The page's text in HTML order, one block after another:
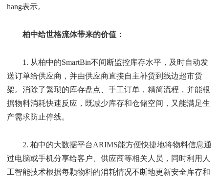
hang表示。
柏中给世格流体带来的价值：
1. 从柏中的SmartBin不间断监控库存水平，及时自动发
送订单给供应商，并由供应商直接自主补货到线边超市货
架。消除了繁琐的库存盘点、手工订单，精简流程，并能根
据物料消耗快速反应，既减少库存和仓储空间，又能满足生
产需求防止停线。
2. 柏中的大数据平台ARIMS能方便快捷地将物料信息通
过电脑或手机分享给客户、供应商等相关人员，同时利用人
工智能技术根据每颗物料的消耗情况不断地更新安全库存和